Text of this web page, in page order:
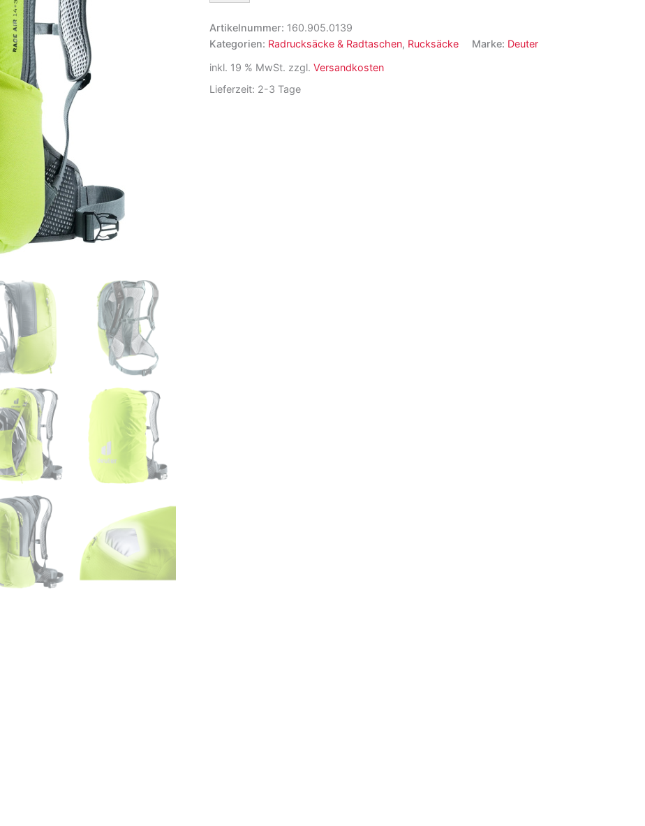
14+3
Menge
Artikelnummer: 160.905.0139
Kategorien: Radrucksäcke & Radtaschen, Rucksäcke Marke: Deuter
inkl. 19 % MwSt. zzgl. Versandkosten
Lieferzeit: 2-3 Tage